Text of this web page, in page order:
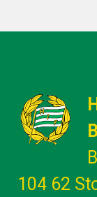
104 62